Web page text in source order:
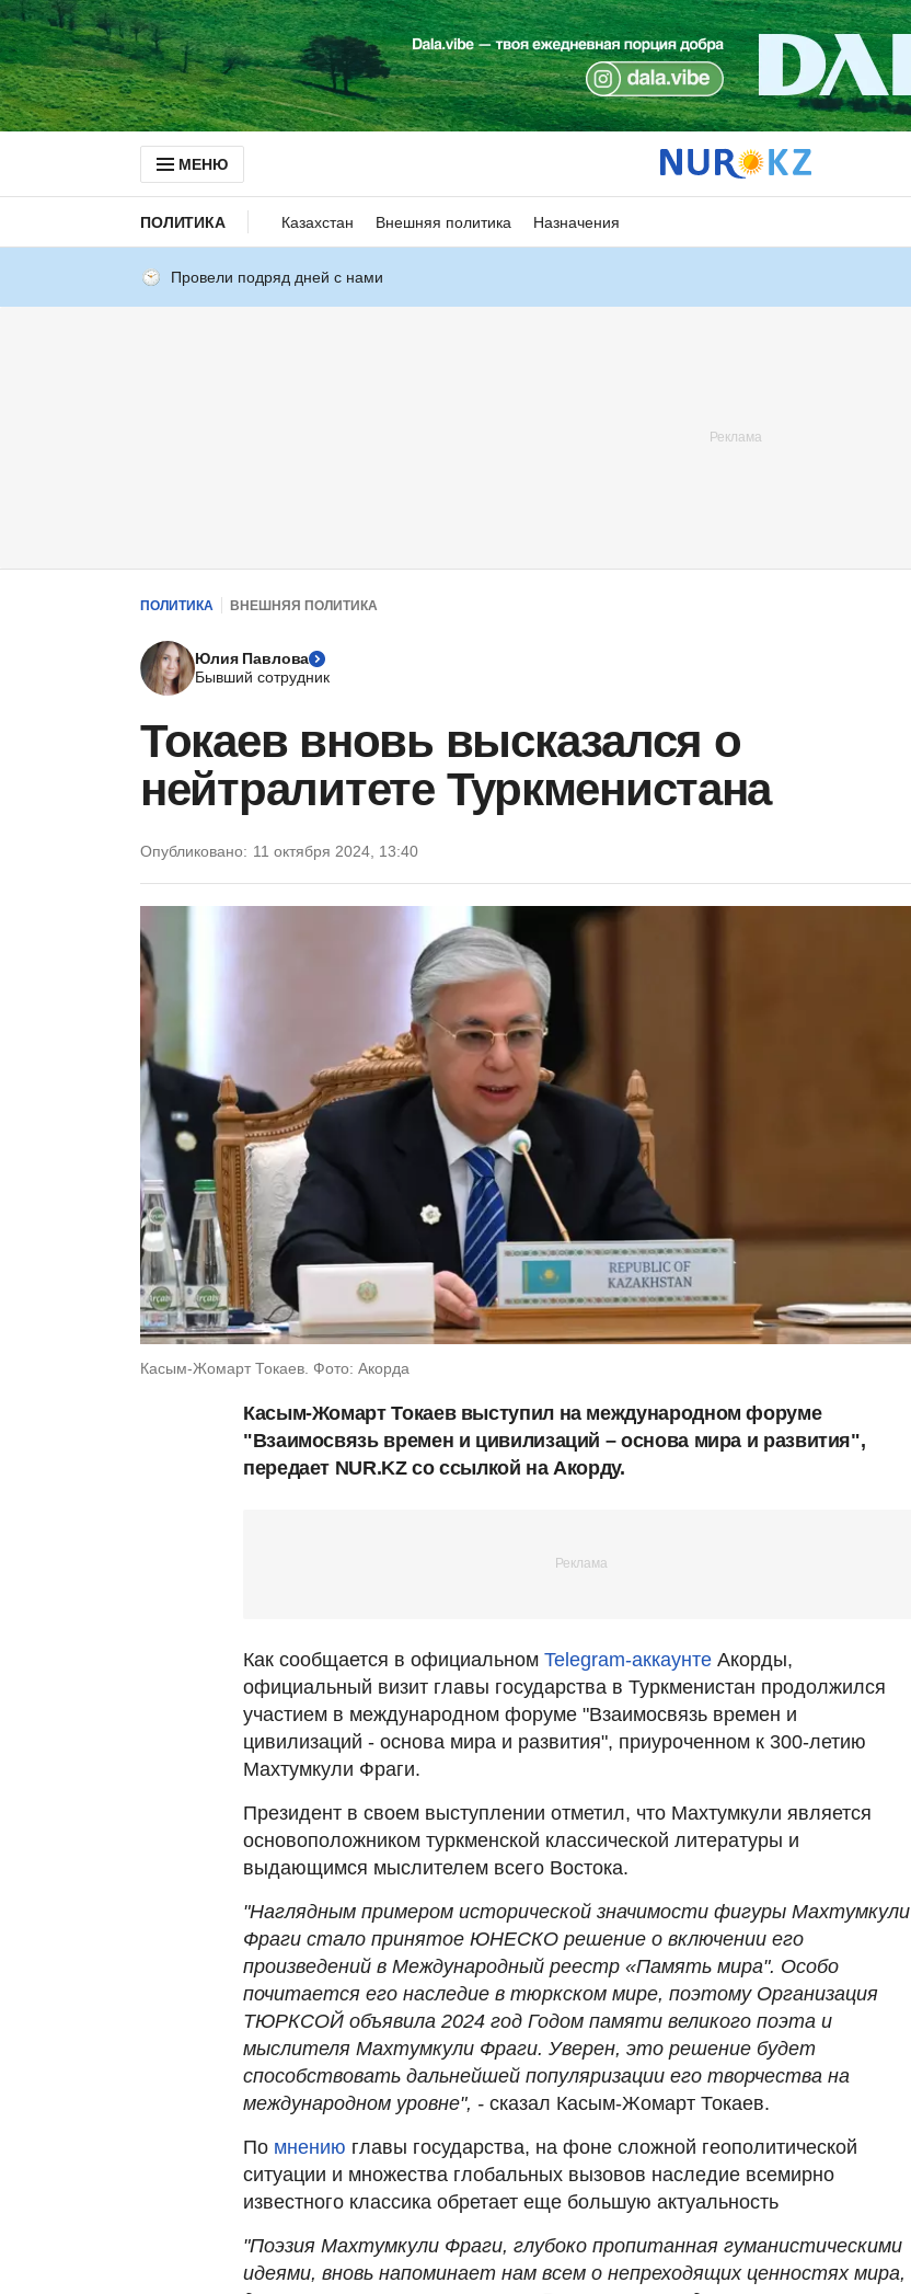
МЕНЮ
ПОЛИТИКА Казахстан Внешняя политика Назначения
Провели подряд дней с нами
ПОЛИТИКА ВНЕШНЯЯ ПОЛИТИКА
Юлия Павлова
Бывший сотрудник
Токаев вновь высказался о
нейтралитете Туркменистана
Опубликовано: 11 октября 2024, 13:40
Касым-Жомарт Токаев. Фото: Акорда
Касым-Жомарт Токаев выступил на международном форуме
"Взаимосвязь времен и цивилизаций – основа мира и развития",
передает NUR.KZ со ссылкой на Акорду.
Как сообщается в официальном Telegram-аккаунте Акорды,
официальный визит главы государства в Туркменистан продолжился
участием в международном форуме "Взаимосвязь времен и
цивилизаций - основа мира и развития", приуроченном к 300-летию
Махтумкули Фраги.
Президент в своем выступлении отметил, что Махтумкули является
основоположником туркменской классической литературы и
выдающимся мыслителем всего Востока.
"Наглядным примером исторической значимости фигуры Махтумкули
Фраги стало принятое ЮНЕСКО решение о включении его
произведений в Международный реестр «Память мира". Особо
почитается его наследие в тюркском мире, поэтому Организация
ТЮРКСОЙ объявила 2024 год Годом памяти великого поэта и
мыслителя Махтумкули Фраги. Уверен, это решение будет
способствовать дальнейшей популяризации его творчества на
международном уровне", - сказал Касым-Жомарт Токаев.
По мнению главы государства, на фоне сложной геополитической
ситуации и множества глобальных вызовов наследие всемирно
известного классика обретает еще большую актуальность
"Поэзия Махтумкули Фраги, глубоко пропитанная гуманистическими
идеями, вновь напоминает нам всем о непреходящих ценностях мира,